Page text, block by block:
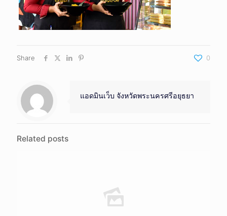
Share 0
แอดมินเว็บ จังหวัดพระนครศรีอยุธยา
Related posts